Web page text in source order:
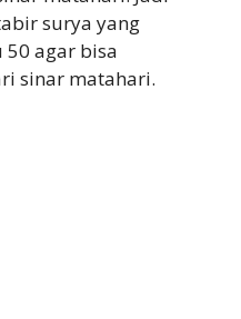
surya yang
50 agar bisa
sinar matahari.